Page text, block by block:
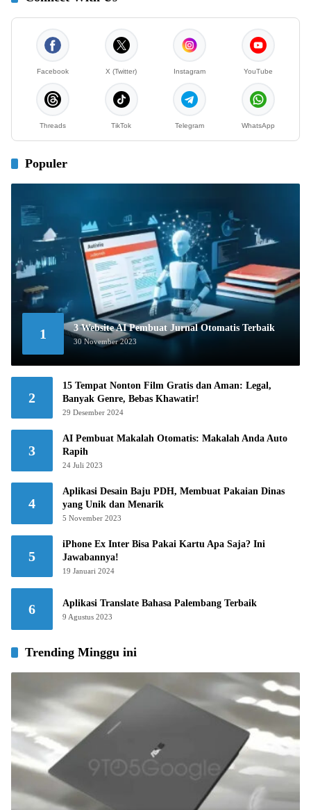
Facebook X (Twitter) Instagram YouTube
Threads TikTok Telegram WhatsApp
Populer
1 3 Website AI Pembuat Jurnal Otomatis Terbaik
30 November 2023
2
15 Tempat Nonton Film Gratis dan Aman: Legal,
Banyak Genre, Bebas Khawatir!
29 Desember 2024
3
AI Pembuat Makalah Otomatis: Makalah Anda Auto
Rapih
24 Juli 2023
4
Aplikasi Desain Baju PDH, Membuat Pakaian Dinas
yang Unik dan Menarik
5 November 2023
5
iPhone Ex Inter Bisa Pakai Kartu Apa Saja? Ini
Jawabannya!
19 Januari 2024
6 Aplikasi Translate Bahasa Palembang Terbaik
9 Agustus 2023
Trending Minggu ini